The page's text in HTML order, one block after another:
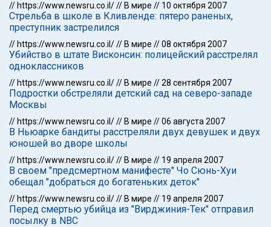
// https://www.newsru.co.il/// В мире // 10 октября 2007
Стрельба в школе в Кливленде: пятеро раненых,
преступник застрелился
// https://www.newsru.co.il/// В мире //08 октября 2007
Убийство в штате Висконсин: полицейский расстрелял
одноклассников
// https://www.newsru.co.il/// В мире //28 сентября 2007
Подростки обстреляли детский сад на северо-западе
Москвы
// https://www.newsru.co.il/// В мире //06 августа 2007
В Ньюарке бандиты расстреляли двух девушек и двух
юношей во дворе школы
// https://www.newsru.co.il/// В мире // 19 апреля 2007
В своем "предсмертном манифесте" Чо Сюнь-Хуи
обещал "добраться до богатеньких деток"
// https://www.newsru.co.il/// В мире // 19 апреля 2007
Перед смертью убийца из "Вирджиния-Тек" отправил
посылку в NBC